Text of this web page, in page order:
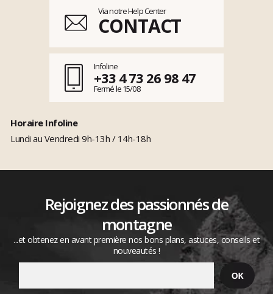
Via notre Help Center
CONTACT
Infoline
+33 4 73 26 98 47
Fermé le 15/08
Horaire Infoline
Lundi au Vendredi 9h-13h / 14h-18h
Rejoignez des passionnés de
montagne
...et obtenez en avant première nos bons plans, astuces, conseils et
nouveautés !